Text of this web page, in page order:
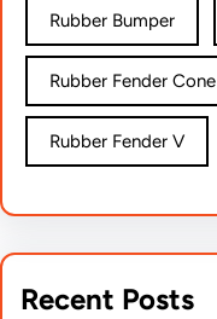
Rubber Bumper
Rubber Fender Cone
Rubber Fender V
Recent Posts